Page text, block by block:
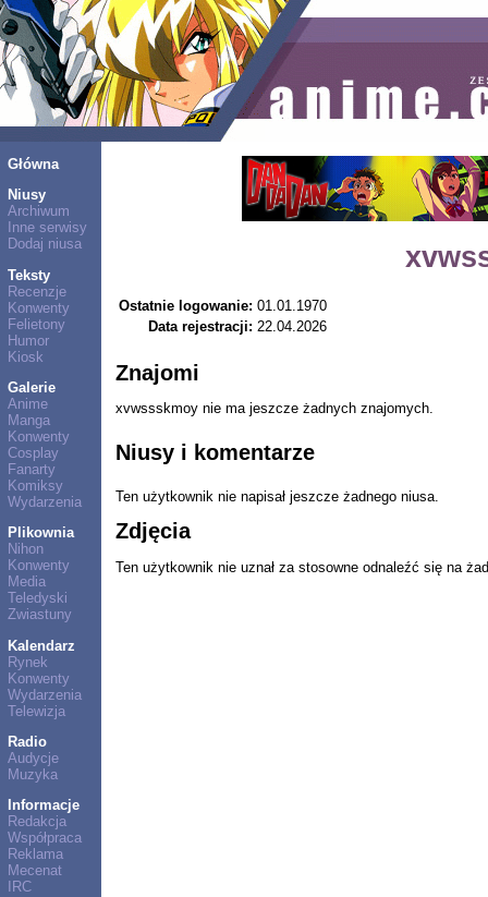
Główna
Niusy
Archiwum
Inne serwisy
Dodaj niusa
Teksty
Recenzje
Konwenty
Felietony
Humor
Kiosk
Galerie
Anime
Manga
Konwenty
Cosplay
Fanarty
Komiksy
Wydarzenia
Plikownia
Nihon
Konwenty
Media
Teledyski
Zwiastuny
Kalendarz
Rynek
Konwenty
Wydarzenia
Telewizja
Radio
Audycje
Muzyka
Informacje
Redakcja
Współpraca
Reklama
Mecenat
IRC
Ostatnie logowanie: 01.01.1970
Data rejestracji: 22.04.2026
Znajomi
xvwssskmoy nie ma jeszcze żadnych znajomych.
Niusy i komentarze
Ten użytkownik nie napisał jeszcze żadnego niusa.
Zdjęcia
Ten użytkownik nie uznał za stosowne odnaleźć się na